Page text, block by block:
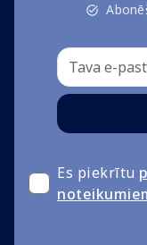
Es piekrītu